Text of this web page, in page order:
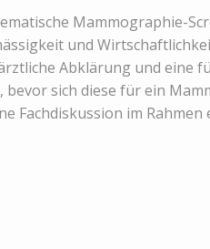
Mammographie-
und
Abklärung und eine
sich diese für ein
im Rahmen